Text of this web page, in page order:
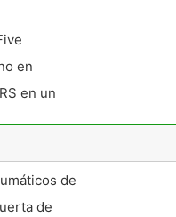
en
en un
de
de